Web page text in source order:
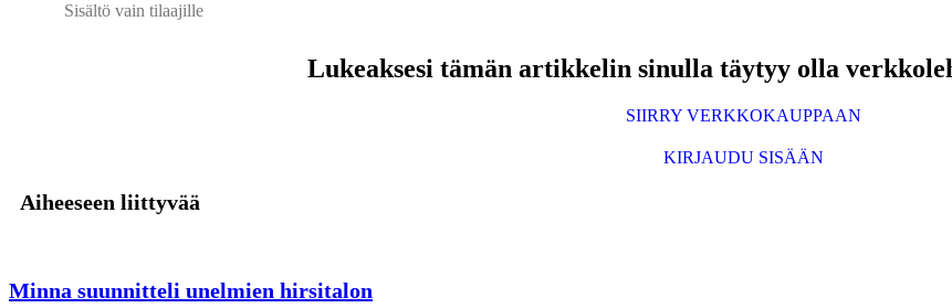
Sisältö vain tilaajille
Lukeaksesi tämän artikkelin sinulla täytyy olla
SIIRRY VERKKOKAUPPAAN
KIRJAUDU SISÄÄN
Aiheeseen liittyvää
Minna suunnitteli unelmien hirsitalon